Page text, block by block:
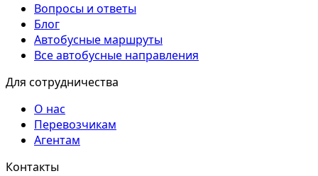
Вопросы и ответы
Блог
Автобусные маршруты
Все автобусные направления
Для сотрудничества
О нас
Перевозчикам
Агентам
Контакты